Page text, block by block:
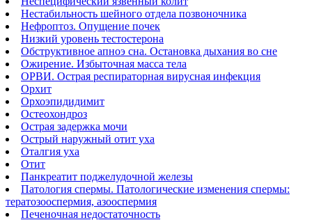
Нестабильность шейного отдела позвоночника
Нефроптоз. Опущение почек
Низкий уровень тестостерона
Обструктивное апноэ сна. Остановка дыхания во сне
Ожирение. Избыточная масса тела
ОРВИ. Острая респираторная вирусная инфекция
Орхит
Орхоэпидидимит
Остеохондроз
Острая задержка мочи
Острый наружный отит уха
Оталгия уха
Отит
Панкреатит поджелудочной железы
Патология спермы. Патологические изменения спермы:
тератозооспермия, азооспермия
Печеночная недостаточность